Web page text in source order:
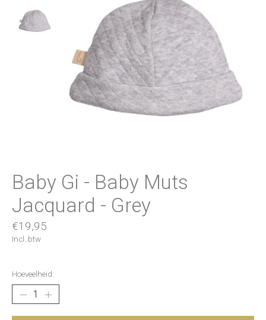
Baby Gi - Baby Muts
Jacquard - Grey
€19,95
Incl. btw
Hoeveelheid: